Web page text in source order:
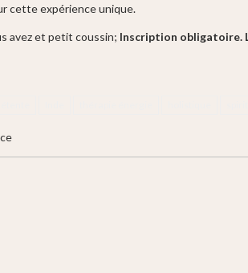
cette expérience unique.
avez et petit coussin; Inscription obligatoire.